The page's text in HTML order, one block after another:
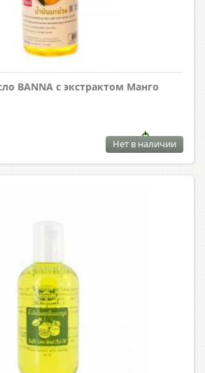
BANNA с экстрактом Манго
Нет в наличии